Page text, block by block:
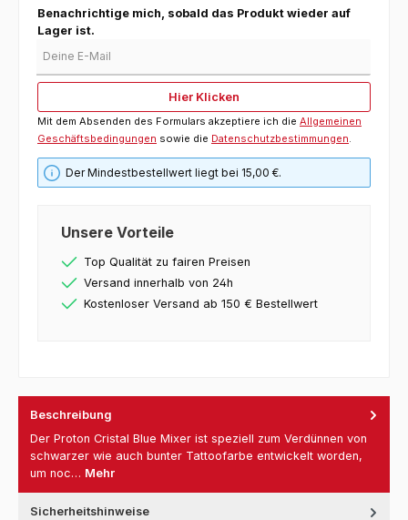
Benachrichtige mich, sobald das Produkt wieder auf
Lager ist.
Hier Klicken
Mit dem Absenden des Formulars akzeptiere ich die Allgemeinen
Geschäftsbedingungen sowie die Datenschutzbestimmungen
Der Mindestbestellwert liegt bei 15,00 €.
Unsere Vorteile
Top Qualität zu fairen Preisen
Versand innerhalb von 24h
Kostenloser Versand ab 150 € Bestellwert
Beschreibung
Der Proton Cristal Blue Mixer ist speziell zum Verdünnen von
schwarzer wie auch bunter Tattoofarbe entwickelt worden,
um noc… Mehr
Sicherheitshinweise